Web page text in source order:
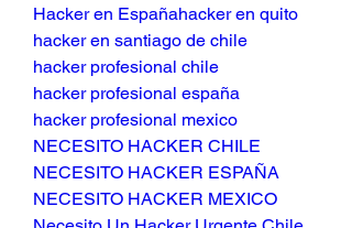
Hacker en Españahacker en quito
hacker en santiago de chile
hacker profesional chile
hacker profesional españa
hacker profesional mexico
NECESITO HACKER CHILE
NECESITO HACKER ESPAÑA
NECESITO HACKER MEXICO